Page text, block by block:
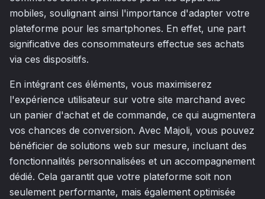
mobiles, soulignant ainsi l'importance d'adapter votre
plateforme pour les smartphones. En effet, une part
significative des consommateurs effectue ses achats
via ces dispositifs.
En intégrant ces éléments, vous maximiserez
l'expérience utilisateur sur votre site marchand avec
un panier d'achat et de commande, ce qui augmentera
vos chances de conversion. Avec Majoli, vous pouvez
bénéficier de solutions web sur mesure, incluant des
fonctionnalités personnalisées et un accompagnement
dédié. Cela garantit que votre plateforme soit non
seulement performante, mais également optimisée